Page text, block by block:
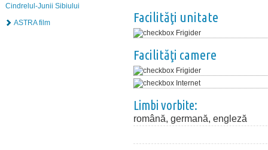
Cindrelul-Junii Sibiului
ASTRA film
Facilităţi unitate
Frigider
Facilităţi camere
Frigider
Internet
Limbi vorbite:
română, germană, engleză